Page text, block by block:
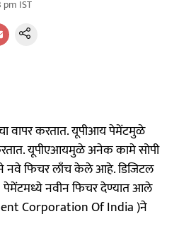
pm IST
वापर करतात. यूपीआय पेमेंटमुळे
यूपीएआयमुळे अनेक कामे सोपी
नवे फिचर लाँच केले आहे. डिजिटल
पेमेंटमध्ये नवीन फिचर देण्यात आले
Corporation Of India )ने